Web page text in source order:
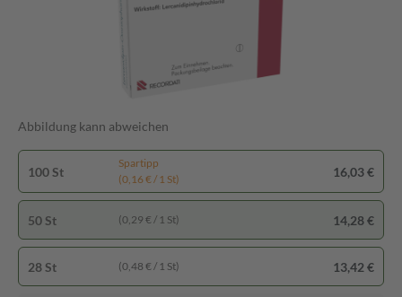
Abbildung kann abweichen
100 St
Spartipp
(0,16 € / 1 St)
16,03 €
50 St (0,29 € / 1 St) 14,28 €
28 St (0,48 € / 1 St) 13,42 €